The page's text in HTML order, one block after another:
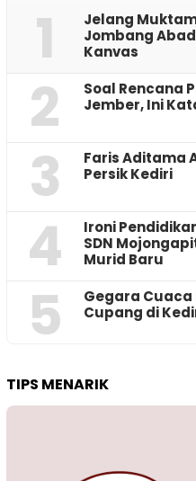
1
Jelang
Jombang
Kanvas
2
‎Soal Rencana
Jember, Ini
3
Faris Aditama
Persik Kediri
4
Ironi
SDN
Murid Baru
5
‎Gegara Cuaca
Cupang di
TIPS MENARIK